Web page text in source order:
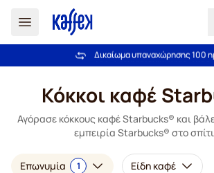
Δωρεάν αποστολή άνω των
Δικαίωμα υπαναχώρησης 100
Κόκκοι καφέ
Αγόρασε κόκκους καφέ Starbucks® και
εμπειρία Starbucks® στο
Επωνυμία 1 Είδη καφέ